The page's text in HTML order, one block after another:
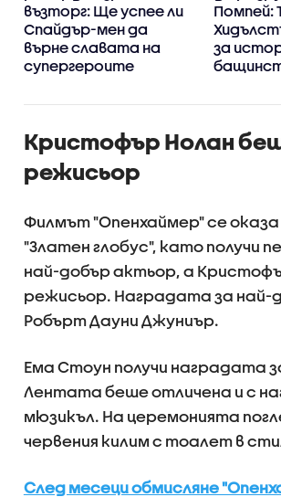
възторг: Ще успее ли
Спайдър-мен да
върне славата на
супергероите
Помпей:
за
Кристофър Нолан
режисьор
Филмът "Опенхаймер" се
"Златен глобус", като получи
най-добър актьор, а
режисьор. Наградата за най-
Робърт Дауни Джуниър.
Ема Стоун получи наградата
Лентата беше отличена и с
мюзикъл. На церемонията
червения килим с тоалет в
След месеци обмисляне